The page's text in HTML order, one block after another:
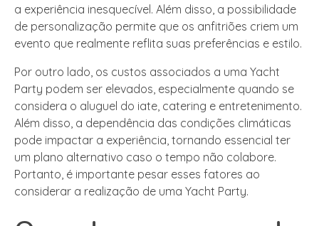
a experiência inesquecível. Além disso, a possibilidade
de personalização permite que os anfitriões criem um
evento que realmente reflita suas preferências e estilo.
Por outro lado, os custos associados a uma Yacht
Party podem ser elevados, especialmente quando se
considera o aluguel do iate, catering e entretenimento.
Além disso, a dependência das condições climáticas
pode impactar a experiência, tornando essencial ter
um plano alternativo caso o tempo não colabore.
Portanto, é importante pesar esses fatores ao
considerar a realização de uma Yacht Party.